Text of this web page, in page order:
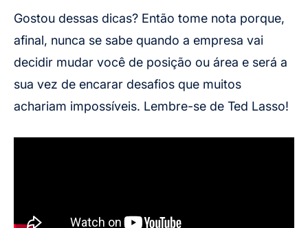
Gostou dessas dicas? Então tome nota porque,
afinal, nunca se sabe quando a empresa vai
decidir mudar você de posição ou área e será a
sua vez de encarar desafios que muitos
achariam impossíveis. Lembre-se de Ted Lasso!